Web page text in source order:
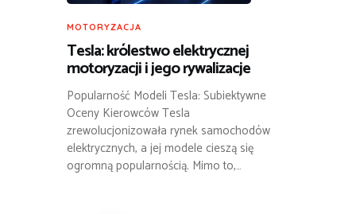
MOTORYZACJA
Tesla: królestwo elektrycznej
motoryzacji i jego rywalizacje
Popularność Modeli Tesla: Subiektywne
Oceny Kierowców Tesla
zrewolucjonizowała rynek samochodów
elektrycznych, a jej modele cieszą się
ogromną popularnością. Mimo to,…